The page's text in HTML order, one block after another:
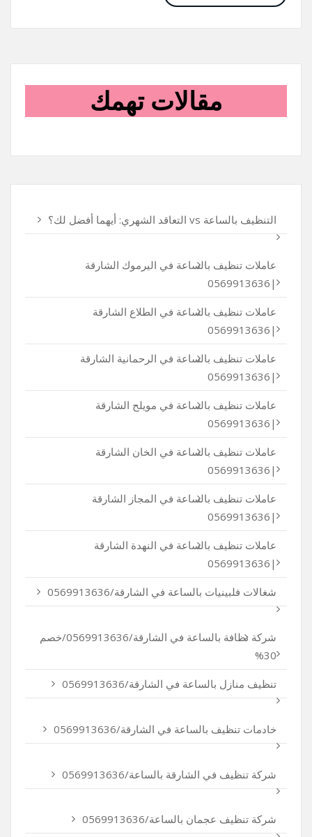
مقالات تهمك
التنظيف بالساعة vs التعاقد الشهري: أيهما أفضل لك؟
عاملات تنظيف بالساعة في اليرموك الشارقة
|0569913636
عاملات تنظيف بالساعة في الطلاع الشارقة
|0569913636
عاملات تنظيف بالساعة في الرحمانية الشارقة
|0569913636
عاملات تنظيف بالساعة في مويلح الشارقة
|0569913636
عاملات تنظيف بالساعة في الخان الشارقة
|0569913636
عاملات تنظيف بالساعة في المجاز الشارقة
|0569913636
عاملات تنظيف بالساعة في النهدة الشارقة
|0569913636
شغالات فلبينيات بالساعة في الشارقة/0569913636
شركة نظافة بالساعة في الشارقة/0569913636/خصم
30%
تنظيف منازل بالساعة في الشارقة/0569913636
خادمات تنظيف بالساعة في الشارقة/0569913636
شركة تنظيف في الشارقة بالساعة/0569913636
شركة تنظيف عجمان بالساعة/0569913636